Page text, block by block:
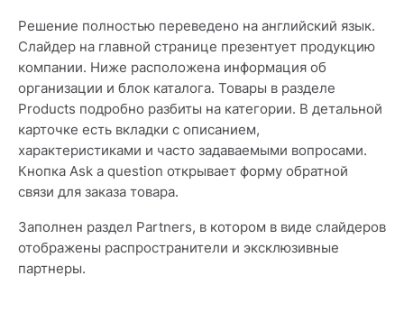
Решение полностью переведено на английский язык.
Слайдер на главной странице презентует продукцию
компании. Ниже расположена информация об
организации и блок каталога. Товары в разделе
Products подробно разбиты на категории. В детальной
карточке есть вкладки с описанием,
характеристиками и часто задаваемыми вопросами.
Кнопка Ask a question открывает форму обратной
связи для заказа товара.
Заполнен раздел Partners, в котором в виде слайдеров
отображены распространители и эксклюзивные
партнеры.